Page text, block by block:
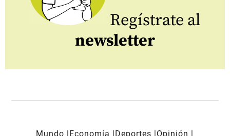
Regístrate al
newsletter
Mundo Economía Deportes
Opinión